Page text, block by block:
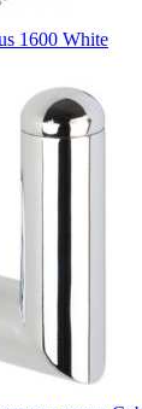
1600 White